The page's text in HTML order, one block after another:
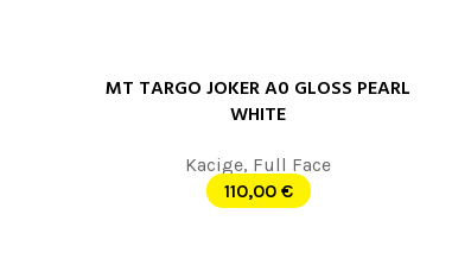
ODABERITE OPCIJE
MT TARGO JOKER A0 GLOSS PEARL
WHITE
Kacige, Full Face
110,00 €